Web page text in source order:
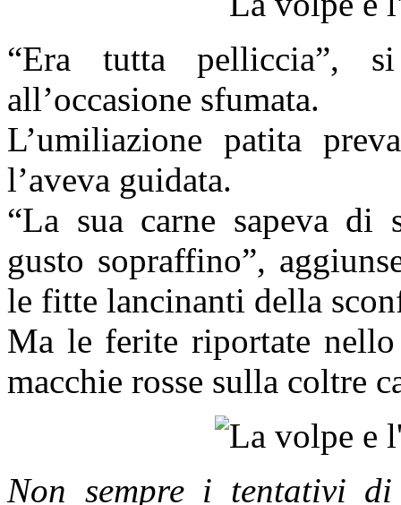
“Era tutta pelliccia”,
all’occasione sfumata.
L’umiliazione patita
l’aveva guidata.
“La sua carne sapeva di
gusto sopraffino”,
le fitte lancinanti della
Ma le ferite riportate nello
macchie rosse sulla coltre
Non sempre i tentativi